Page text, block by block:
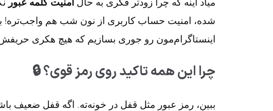
شده، امنیت حساب کاربری از نون شب هم واجب‌تره!
اینستاگرام‌مون رو جوری بسازیم که هیچ هکری
چرا این همه تاکید روی رمز قوی؟ 🔒
ببین، رمز عبور مثل قفل در خونه‌ته. اگه قفل ضعیف